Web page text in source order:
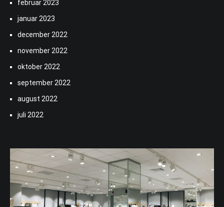
februar 2023
januar 2023
december 2022
november 2022
oktober 2022
september 2022
august 2022
juli 2022